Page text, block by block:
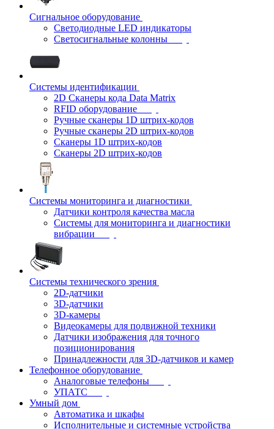
Сигнальное оборудование
Светодиодные LED индикаторы
Светосигнальные колонны
Системы идентификации
2D Сканеры кода Data Matrix
RFID оборудование
Ручные сканеры 1D штрих-кодов
Ручные сканеры 2D штрих-кодов
Сканеры 1D штрих-кодов
Сканеры 2D штрих-кодов
Системы мониторинга и диагностики
Датчики контроля качества масла
Системы для мониторинга и диагностики
вибрации
Системы технического зрения
2D-датчики
3D-датчики
3D-камеры
Видеокамеры для подвижной техники
Датчики изображения для точного
позиционирования
Принадлежности для 3D-датчиков и камер
Телефонное оборудование
Аналоговые телефоны
УПАТС
Умный дом
Автоматика и шкафы
Исполнительные и системные устройства